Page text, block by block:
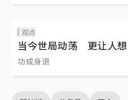
观点
当今世局动荡 更让人
功成身退